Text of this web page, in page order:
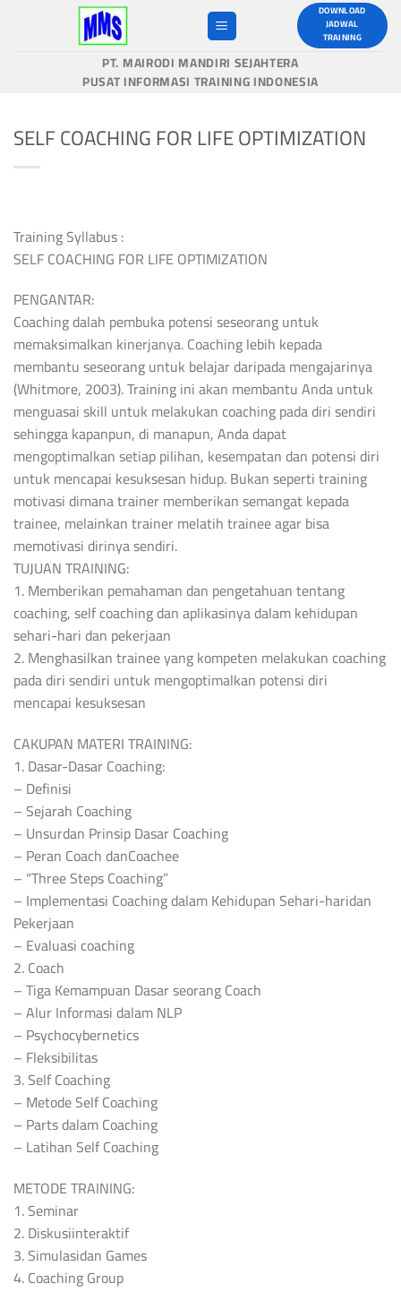
DOWNLOAD
JADWAL
TRAINING
PT. MAIRODI MANDIRI SEJAHTERA
PUSAT INFORMASI TRAINING INDONESIA
SELF COACHING FOR LIFE OPTIMIZATION
Training Syllabus :
SELF COACHING FOR LIFE OPTIMIZATION
PENGANTAR:
Coaching dalah pembuka potensi seseorang untuk
memaksimalkan kinerjanya. Coaching lebih kepada
membantu seseorang untuk belajar daripada mengajarinya
(Whitmore, 2003). Training ini akan membantu Anda untuk
menguasai skill untuk melakukan coaching pada diri sendiri
sehingga kapanpun, di manapun, Anda dapat
mengoptimalkan setiap pilihan, kesempatan dan potensi diri
untuk mencapai kesuksesan hidup. Bukan seperti training
motivasi dimana trainer memberikan semangat kepada
trainee, melainkan trainer melatih trainee agar bisa
memotivasi dirinya sendiri.
TUJUAN TRAINING:
1. Memberikan pemahaman dan pengetahuan tentang
coaching, self coaching dan aplikasinya dalam kehidupan
sehari-hari dan pekerjaan
2. Menghasilkan trainee yang kompeten melakukan coaching
pada diri sendiri untuk mengoptimalkan potensi diri
mencapai kesuksesan
CAKUPAN MATERI TRAINING:
1. Dasar-Dasar Coaching:
– Definisi
– Sejarah Coaching
– Unsurdan Prinsip Dasar Coaching
– Peran Coach danCoachee
– “Three Steps Coaching”
– Implementasi Coaching dalam Kehidupan Sehari-haridan
Pekerjaan
– Evaluasi coaching
2. Coach
– Tiga Kemampuan Dasar seorang Coach
– Alur Informasi dalam NLP
– Psychocybernetics
– Fleksibilitas
3. Self Coaching
– Metode Self Coaching
– Parts dalam Coaching
– Latihan Self Coaching
METODE TRAINING:
1. Seminar
2. Diskusiinteraktif
3. Simulasidan Games
4. Coaching Group